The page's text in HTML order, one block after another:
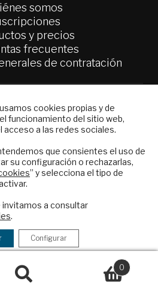
somos
y precios
frecuentes
de contratación
Contacto
de Política Exterior
Ideas
Análisis de Política
reservados
Privacidad y de Cookies
0
KIT Digital. Plan de
y Resiliencia de
cookies propias y de
funcionamiento del sitio web,
acceso a las redes sociales.
que consientes el uso de
su configuración o rechazarlas,
” y selecciona el tipo de
invitamos a consultar
.
Configurar
boletín electrónico y
el mejor análisis